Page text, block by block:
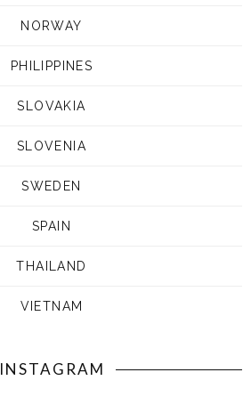
NORWAY
PHILIPPINES
SLOVAKIA
SLOVENIA
SWEDEN
SPAIN
THAILAND
VIETNAM
INSTAGRAM